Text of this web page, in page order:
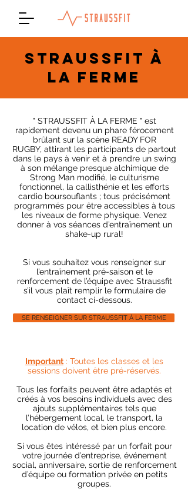
STRAUSSFIT À
LA FERME
" STRAUSSFIT À LA FERME " est
rapidement devenu un phare férocement
brûlant sur la scène READY FOR
RUGBY, attirant les participants de partout
dans le pays à venir et à prendre un swing
à son mélange presque alchimique de
Strong Man modifié, le culturisme
fonctionnel, la callisthénie et les efforts
cardio boursouflants ; tous précisément
programmés pour être accessibles à tous
les niveaux de forme physique. Venez
donner à vos séances d’entraînement un
shake-up rural!
Si vous souhaitez vous renseigner sur
l’entraînement pré-saison et le
renforcement de l’équipe avec Straussfit
s’il vous plaît remplir le formulaire de
contact ci-dessous.
SE RENSEIGNER SUR STRAUSSFIT À LA FERME
Important : Toutes les classes et les
sessions doivent être pré-réservés.
Tous les forfaits peuvent être adaptés et
créés à vos besoins individuels avec des
ajouts supplémentaires tels que
l’hébergement local, le transport, la
location de vélos, et bien plus encore.
Si vous êtes intéressé par un forfait pour
votre journée d’entreprise, événement
social, anniversaire, sortie de renforcement
d’équipe ou formation privée en petits
groupes.